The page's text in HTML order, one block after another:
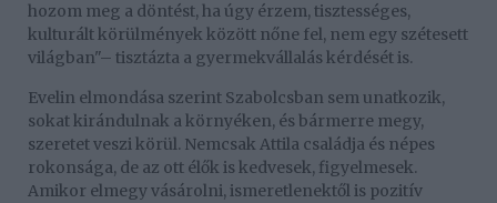
hozom meg a döntést, ha úgy érzem, tisztességes,
kulturált körülmények között nőne fel, nem egy szétesett
világban"– tisztázta a gyermekvállalás kérdését is.
Evelin elmondása szerint Szabolcsban sem unatkozik,
sokat kirándulnak a környéken, és bármerre megy,
szeretet veszi körül. Nemcsak Attila családja és népes
rokonsága, de az ott élők is kedvesek, figyelmesek.
Amikor elmegy vásárolni, ismeretlenektől is pozitív